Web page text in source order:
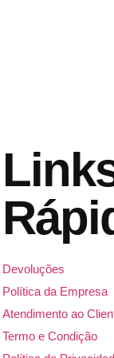
Devoluções
Política da Empresa
Atendimento ao
Termo e Condição